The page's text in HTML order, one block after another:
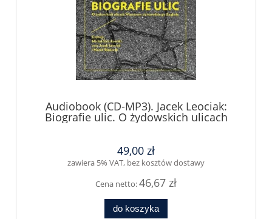
Audiobook (CD-MP3). Jacek Leociak:
Biografie ulic. O żydowskich ulicach
Warszawy od narodzin po Zagładę
49,00 zł
zawiera 5% VAT, bez kosztów dostawy
Cena netto:46,67 zł
do koszyka